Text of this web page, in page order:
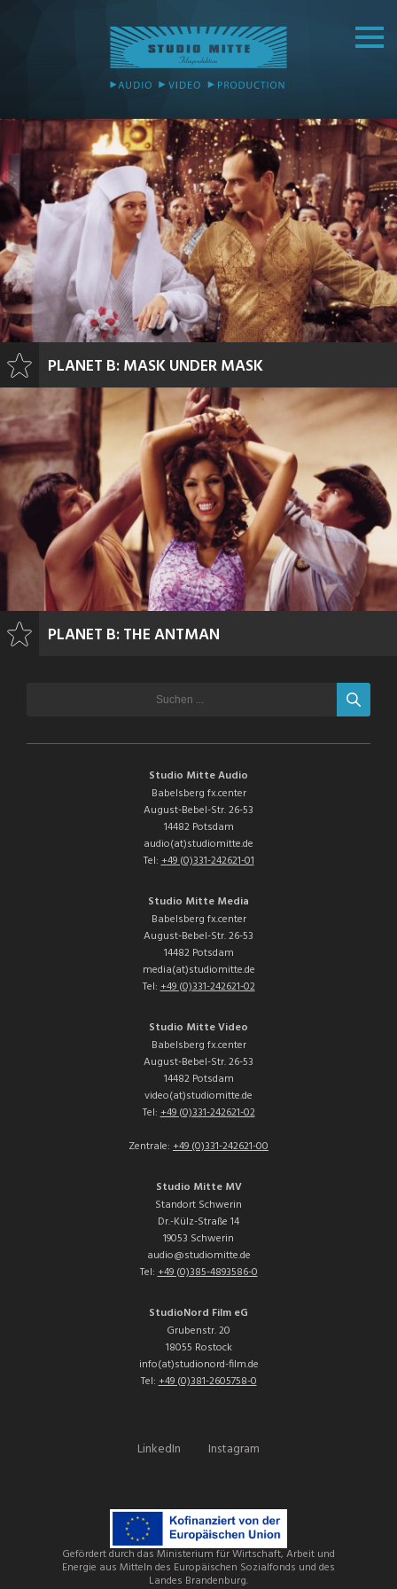
PLANET B: MASK UNDER MASK
PLANET B: THE ANTMAN
Studio Mitte Audio
Babelsberg fx.center
August-Bebel-Str. 26-53
14482 Potsdam
audio(at)studiomitte.de
Tel:+49 (0)331-242621-01
Studio Mitte Media
Babelsberg fx.center
August-Bebel-Str. 26-53
14482 Potsdam
media(at)studiomitte.de
Tel:+49 (0)331-242621-02
Studio Mitte Video
Babelsberg fx.center
August-Bebel-Str. 26-53
14482 Potsdam
video(at)studiomitte.de
Tel:+49 (0)331-242621-02
Zentrale: +49 (0)331-242621-00
Studio Mitte MV
Standort Schwerin
Dr.-Külz-Straße 14
19053 Schwerin
audio@studiomitte.de
Tel:+49 (0)385-4893586-0
StudioNord Film eG
Grubenstr. 20
18055 Rostock
info(at)studionord-film.de
Tel:+49 (0)381-2605758-0
LinkedIn Instagram
Gefördert durch das Ministerium für Wirtschaft, Arbeit und
Energie aus Mitteln des Europäischen Sozialfonds und des
Landes Brandenburg.